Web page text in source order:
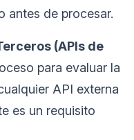
antes de procesar.
(APIs de
para evaluar la
API externa
es un requisito